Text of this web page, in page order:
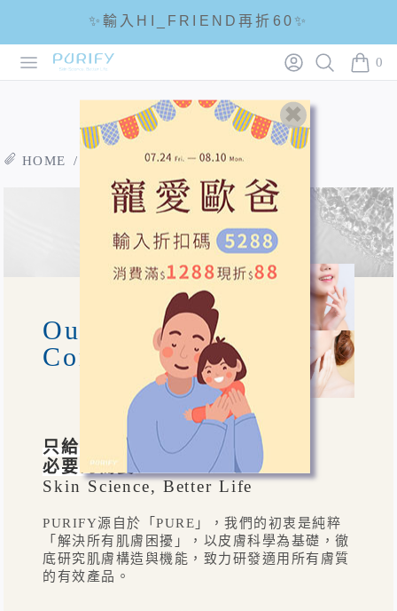
Open menu
PURIFY LoginSearch 0
items
✨輸入HI_FRIEND再折60✨
☘輸入折扣碼 5288滿1288現折88☘
🌟全館滿1200免運🌟
HOME / 關於蓓樂膚 / 品牌故事
Our
Concept
只給肌膚
必要的需要
Skin Science, Better Life
PURIFY源自於「PURE」，我們的初衷是純粹
「解決所有肌膚困擾」，以皮膚科學為基礎，徹
底研究肌膚構造與機能，致力研發適用所有膚質
的有效產品。